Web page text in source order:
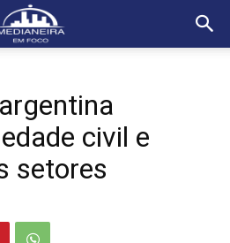
civil e
setores